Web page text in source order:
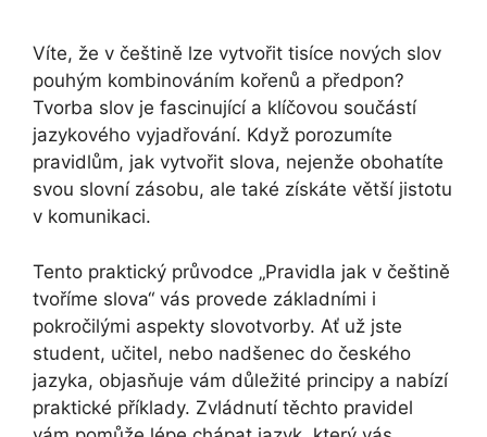
Víte, že v češtině lze vytvořit tisíce nových slov
pouhým kombinováním kořenů a předpon?
Tvorba slov je fascinující a klíčovou součástí
jazykového vyjadřování. Když porozumíte
pravidlům, jak vytvořit slova, nejenže obohatíte
svou slovní zásobu, ale také získáte větší jistotu
v komunikaci.
Tento praktický průvodce „Pravidla jak v češtině
tvoříme slova“ vás provede základními i
pokročilými aspekty slovotvorby. Ať už jste
student, učitel, nebo nadšenec do českého
jazyka, objasňuje vám důležité principy a nabízí
praktické příklady. Zvládnutí těchto pravidel